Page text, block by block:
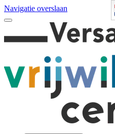
Navigatie overslaan